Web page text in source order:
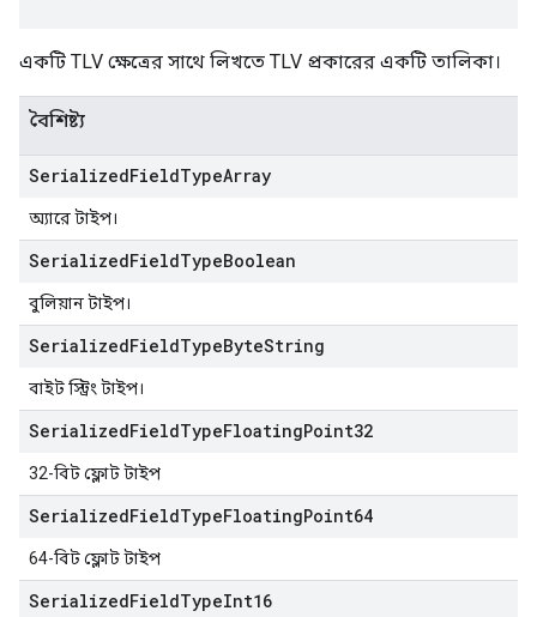
একটি TLV ক্ষেত্রের সাথে লিখতে TLV প্রকারের একটি তালিকা।
বৈশিষ্ট্য
SerializedFieldTypeArray
অ্যারে টাইপ।
SerializedFieldTypeBoolean
বুলিয়ান টাইপ।
SerializedFieldTypeByteString
বাইট স্ট্রিং টাইপ।
SerializedFieldTypeFloatingPoint32
32-বিট ফ্লোট টাইপ
SerializedFieldTypeFloatingPoint64
64-বিট ফ্লোট টাইপ
SerializedFieldTypeInt16